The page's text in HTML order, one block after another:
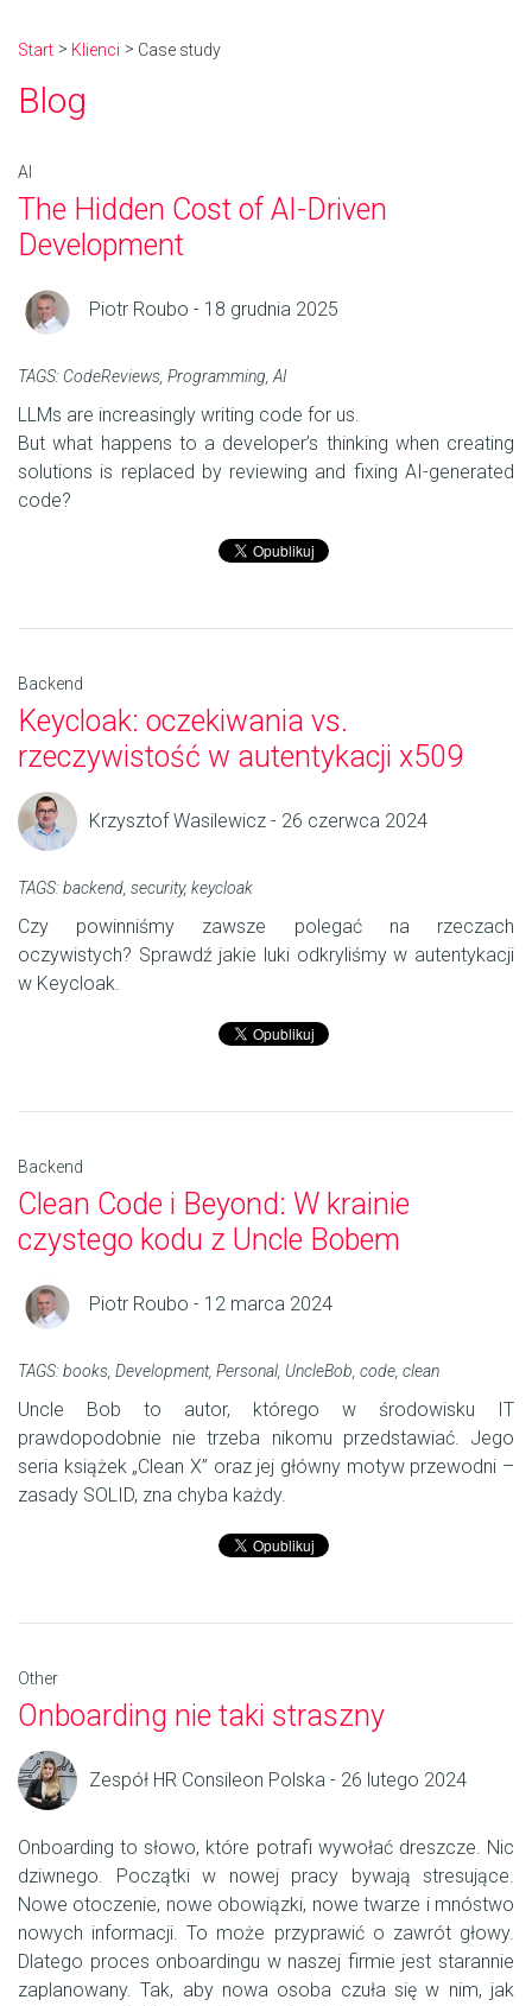
Start Klienci Case study
Blog
AI
The Hidden Cost of AI-Driven
Development
Piotr Roubo - 18 grudnia 2025
TAGS: CodeReviews Programming AI
LLMs are increasingly writing code for us.
But what happens to a developer’s thinking when creating
solutions is replaced by reviewing and fixing AI-generated
code?
Backend
Keycloak: oczekiwania vs.
rzeczywistość w autentykacji x509
Krzysztof Wasilewicz - 26 czerwca 2024
TAGS:backend security, keycloak
Czy powinniśmy zawsze polegać na rzeczach
oczywistych? Sprawdź jakie luki odkryliśmy w autentykacji
w Keycloak.
Backend
Clean Code i Beyond: W krainie
czystego kodu z Uncle Bobem
Piotr Roubo - 12 marca 2024
TAGS:books Development, Personal UncleBob code clean
Uncle Bob to autor, którego w środowisku IT
prawdopodobnie nie trzeba nikomu przedstawiać. Jego
seria książek „Clean X” oraz jej główny motyw przewodni –
zasady SOLID, zna chyba każdy.
Other
Onboarding nie taki straszny
Zespół HR Consileon Polska - 26 lutego 2024
Onboarding to słowo, które potrafi wywołać dreszcze. Nic
dziwnego. Początki w nowej pracy bywają stresujące.
Nowe otoczenie, nowe obowiązki, nowe twarze i mnóstwo
nowych informacji. To może przyprawić o zawrót głowy.
Dlatego proces onboardingu w naszej firmie jest starannie
zaplanowany. Tak, aby nowa osoba czuła się w nim, jak